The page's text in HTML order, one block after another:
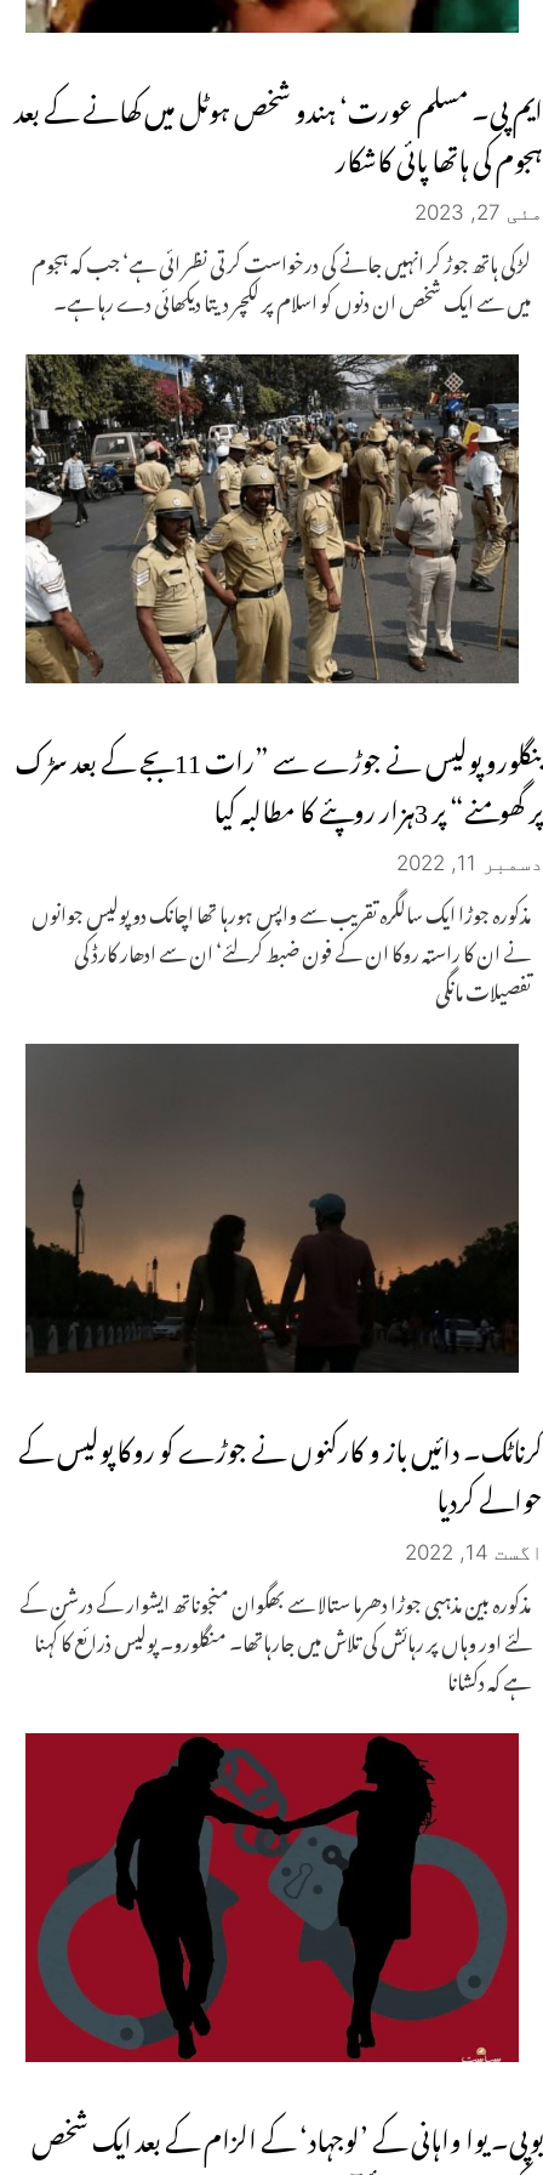
ایم پی۔ مسلم عورت‘ ہندو شخص ہوٹل میں کھانے کے بعد
ہجوم کی ہاتھا پائی کاشکار
مئی 27, 2023
لڑکی ہاتھ جوڑ کر انہیں جانے کی درخواست کرتی نظر ائی ہے‘ جب کہ ہجوم
میں سے ایک شخص ان دنوں کو اسلام پر لکچر دیتا دیکھائی دے رہا ہے۔
بنگلورو پولیس نے جوڑے سے ”رات 11بجے کے بعد سڑک
پر گھومنے“ پر 3ہزار روپئے کا مطالبہ کیا
دسمبر 11, 2022
مذکورہ جوڑا ایک سالگرہ تقریب سے واپس ہورہا تھا اچانک دو پولیس جوانوں
نے ان کا راستہ روکا ان کے فون ضبط کرلئے‘ ان سے ادھار کارڈ کی
تفصیلات مانگی
کرناٹک۔ دائیں باز و کارکنوں نے جوڑے کو روکا پولیس کے
حوالے کردیا
اگست 14, 2022
مذکورہ بین مذہبی جوڑا دھرما ستالا سے بھگوان منجوناتھ ایشوار کے درشن کے
لئے اور وہاں پر رہائش کی تلاش میں جارہاتھا۔ منگلورو۔ پولیس ذرائع کا کہنا
ہے کہ دکشانا
یوپی۔ یوا واہانی کے ’لوجہاد‘ کے الزام کے بعد ایک شخص